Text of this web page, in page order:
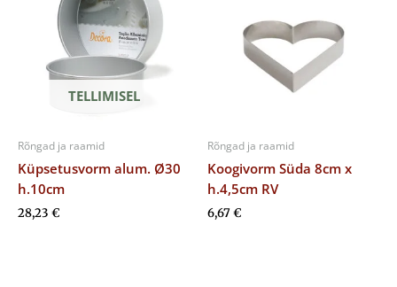
TELLIMISEL
Rõngad ja raamid
Küpsetusvorm alum. Ø30
h.10cm
28,23 €
Rõngad ja raamid
Koogivorm Süda 8cm x
h.4,5cm RV
6,67€